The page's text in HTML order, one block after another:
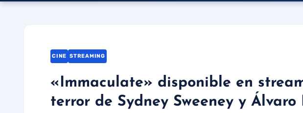
CINE STREAMING
«Immaculate» disponible en
terror de Sydney Sweeney y Álvaro